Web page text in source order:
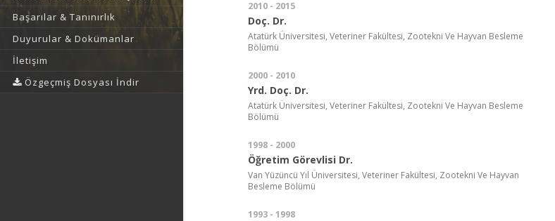
Başarılar & Tanınırlık
Duyurular & Dokümanlar
İletişim
Özgeçmiş Dosyası İndir
2010 - 2015
Doç. Dr.
Atatürk Üniversitesi, Veteriner Fakültesi, Zootekni Ve Hayvan Besleme
Bölümü
2000 - 2010
Yrd. Doç. Dr.
Atatürk Üniversitesi, Veteriner Fakültesi, Zootekni Ve Hayvan Besleme
Bölümü
1998 - 2000
Öğretim Görevlisi Dr.
Van Yüzüncü Yıl Üniversitesi, Veteriner Fakültesi, Zootekni Ve Hayvan
Besleme Bölümü
1993 - 1998